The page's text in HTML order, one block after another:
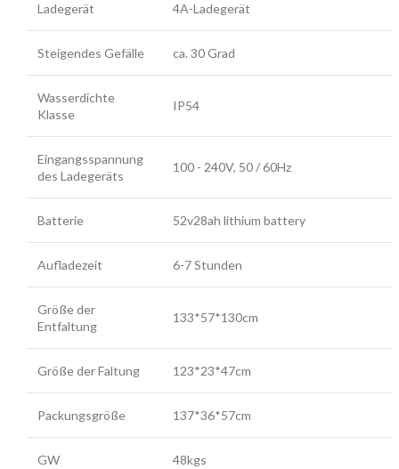
Ladegerät 4A-Ladegerät
Steigendes Gefälle ca. 30 Grad
Wasserdichte
Klasse
IP54
Eingangsspannung
des Ladegeräts
100 - 240V, 50 / 60Hz
Batterie 52v28ah lithium battery
Aufladezeit 6-7 Stunden
Größe der
Entfaltung
133*57*130cm
Größe der Faltung 123*23*47cm
Packungsgröße 137*36*57cm
GW 48kgs